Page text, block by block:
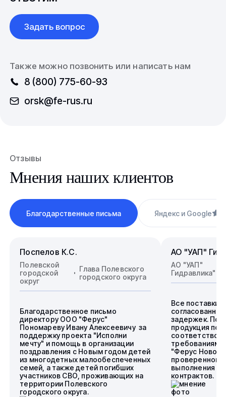
Задать вопрос
Также можно позвонить или написать нам
8 (800) 775-60-93
orsk@fe-rus.ru
Отзывы
Мнения наших клиентов
Благодарственные письма Яндекс и Google
Поспелов К.С.
Полевской
городской
округ
Глава Полевского
городского округа
Благодарственное письмо
директору ООО "Ферус"
Пономареву Ивану Алексеевичу за
поддержку проекта "Исполни
мечту" и помощь в организации
поздравления с Новым годом детей
из многодетных малообеспеченных
семей, а также детей погибших
участников СВО, проживающих на
территории Полевского
городского округа.
АО "УАП"
АО "УАП"
Гидравлика"
Все поставки
задержек.
продукция
требованиям.
"Ферус
проверенного
выполнения
контрактов.